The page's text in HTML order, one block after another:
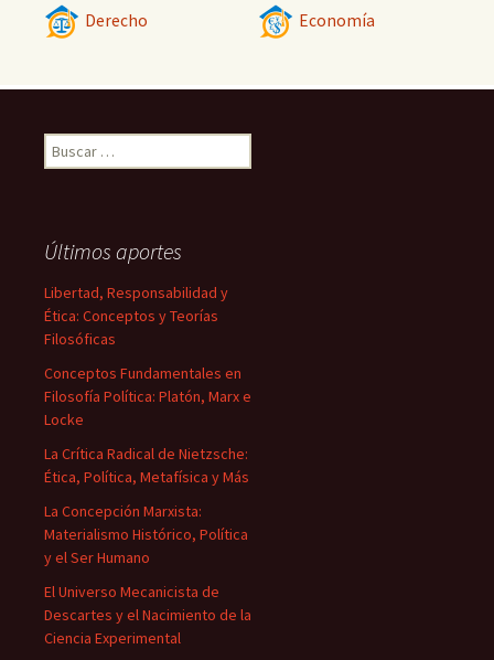
Derecho Economía
Buscar:
Últimos aportes
Libertad, Responsabilidad y
Ética: Conceptos y Teorías
Filosóficas
Conceptos Fundamentales en
Filosofía Política: Platón, Marx e
Locke
La Crítica Radical de Nietzsche:
Ética, Política, Metafísica y Más
La Concepción Marxista:
Materialismo Histórico, Política
y el Ser Humano
El Universo Mecanicista de
Descartes y el Nacimiento de la
Ciencia Experimental